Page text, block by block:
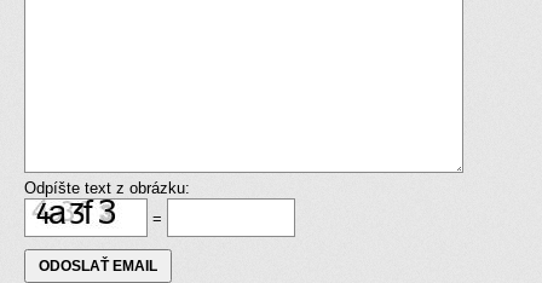
Odpíšte text z obrázku:
=